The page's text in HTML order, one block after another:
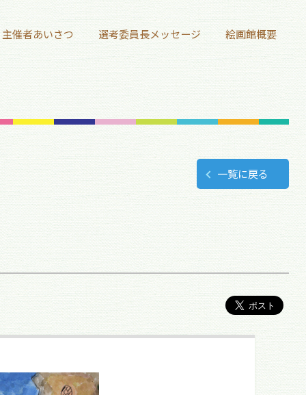
主催者あいさつ 選考委員長メッセージ 絵画館概要
一覧に戻る